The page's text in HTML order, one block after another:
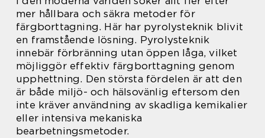
mer hållbara och säkra metoder för
färgborttagning. Här har pyrolysteknik blivit
en framstående lösning. Pyrolysteknik
innebär förbränning utan öppen låga, vilket
möjliggör effektiv färgborttagning genom
upphettning. Den största fördelen är att den
är både miljö- och hälsovänlig eftersom den
inte kräver användning av skadliga kemikalier
eller intensiva mekaniska
bearbetningsmetoder.